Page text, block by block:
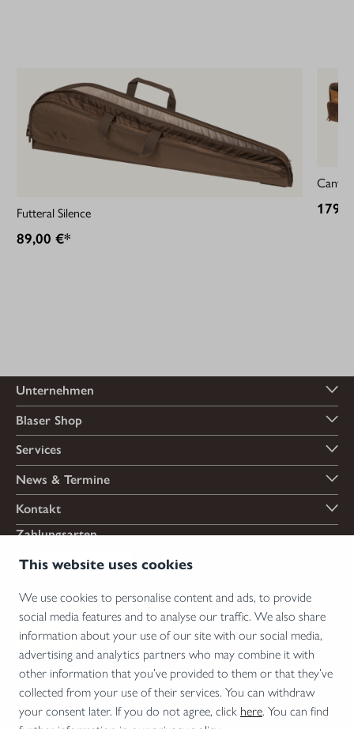
This website uses cookies
We use cookies to personalise content and ads, to provide
social media features and to analyse our traffic. We also share
information about your use of our site with our social media,
advertising and analytics partners who may combine it with
other information that you’ve provided to them or that they’ve
collected from your use of their services. You can withdraw
your consent later. If you do not agree, click here. You can find
Futteral Silence
89,00 €*
Unternehmen
Blaser Shop
Services
News & Termine
Kontakt
Zahlungsarten
Versandarten
*Abgabe von Waffen, wesentlichen Waffenteilen und Munition nur an Inhaber einer
Erwerbserlaubnis. Bitte beachten Sie die rechtlichen Hinweise zur Verwendung von